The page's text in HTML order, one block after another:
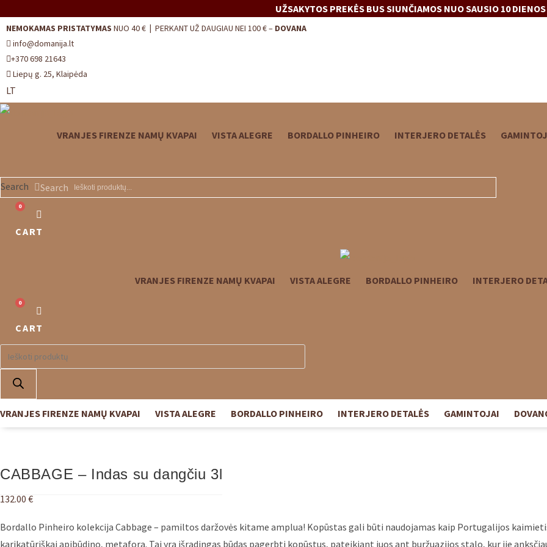
UŽSAKYTOS PREKĖS BUS SIUNČIAMOS NUO SAUSIO 10 DIENOS
NEMOKAMAS PRISTATYMAS NUO 40 € | PERKANT UŽ DAUGIAU NEI 100 € – DOVANA
info@domanija.lt
+370 698 21643
Liepų g. 25, Klaipėda
LT
VRANJES FIRENZE NAMŲ KVAPAI VISTA ALEGRE BORDALLO PINHEIRO INTERJERO DETALĖS
Search
Search
0
CART
VRANJES FIRENZE NAMŲ KVAPAI VISTA ALEGRE BORDALLO PINHEIRO INTERJERO
0
CART
Products
search
VRANJES FIRENZE NAMŲ KVAPAI VISTA ALEGRE BORDALLO PINHEIRO INTERJERO DETALĖS GAMINTOJAI
CABBAGE – Indas su dangčiu 3l
132.00 €
Bordallo Pinheiro kolekcija Cabbage – pamiltos daržovės kitame amplua! Kopūstas gali būti naudojamas kaip Portugalijos
karikatūriškai apibūdino, metafora. Tai yra išradingas būdas pagerbti kopūstus, pateikiant juos ant buržuazijos stalo, kur jie